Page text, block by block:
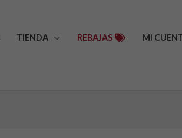
TIENDA REBAJAS MI